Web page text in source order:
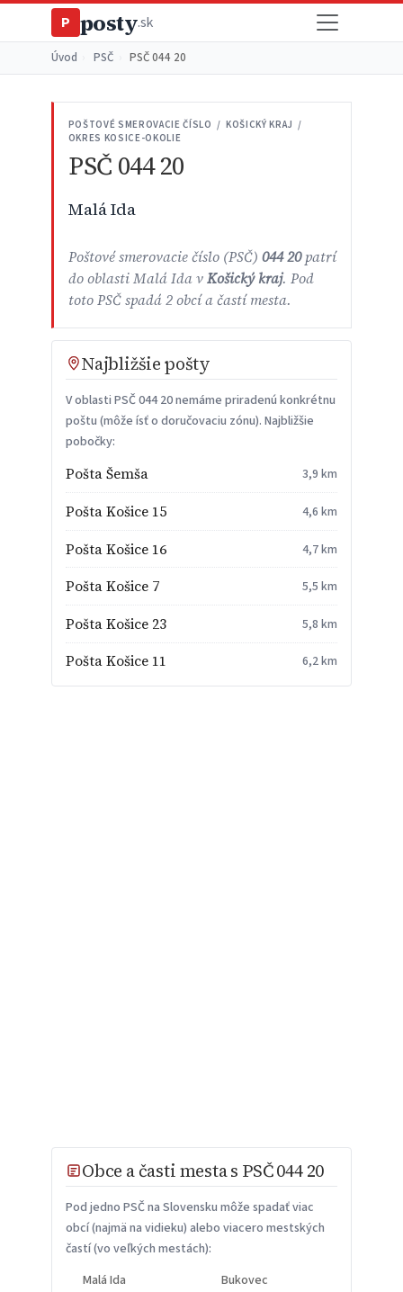
P posty.sk
Úvod PSČ PSČ 044 20
POŠTOVÉ SMEROVACIE ČÍSLO / KOŠICKÝ KRAJ /
OKRES KOSICE-OKOLIE
PSČ 044 20
Malá Ida
Poštové smerovacie číslo (PSČ) 044 20patrí
do oblasti Malá Ida vKošický kraj. Pod
toto PSČ spadá 2 obcí a častí mesta.
Najbližšie pošty
V oblasti PSČ 044 20 nemáme priradenú konkrétnu
poštu (môže ísť o doručovaciu zónu). Najbližšie
pobočky:
Pošta Šemša 3,9 km
Pošta Košice 15 4,6 km
Pošta Košice 16 4,7 km
Pošta Košice 7 5,5 km
Pošta Košice 23 5,8 km
Pošta Košice 11 6,2 km
Obce a časti mesta s PSČ 044 20
Pod jedno PSČ na Slovensku môže spadať viac
obcí (najmä na vidieku) alebo viacero mestských
častí (vo veľkých mestách):
Malá Ida
Bukovec